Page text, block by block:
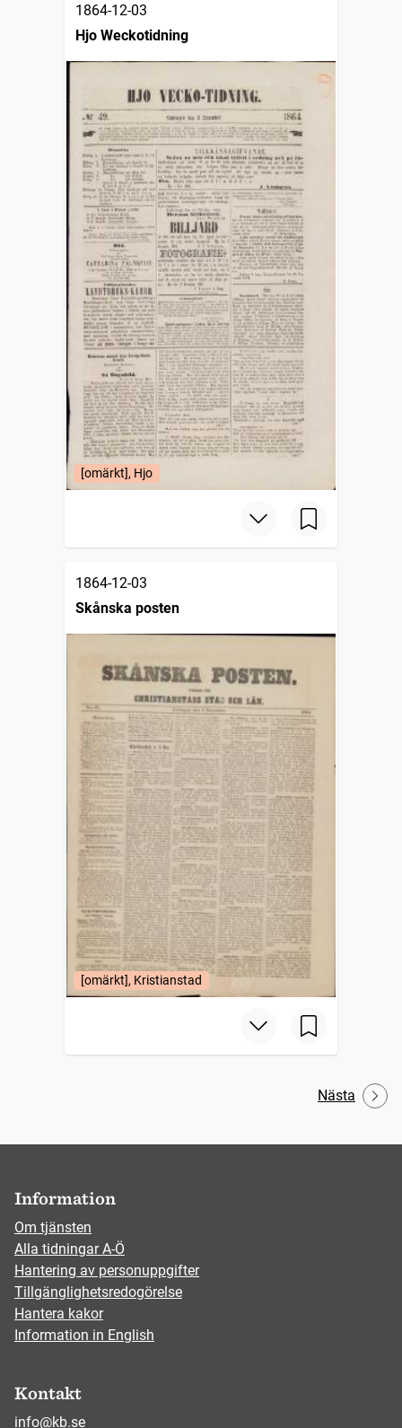
1864-12-03
Hjo Weckotidning
[omärkt], Hjo
1864-12-03
Skånska posten
[omärkt], Kristianstad
Nästa
Information
Om tjänsten
Alla tidningar A-Ö
Hantering av personuppgifter
Tillgänglighetsredogörelse
Hantera kakor
Information in English
Kontakt
info@kb.se